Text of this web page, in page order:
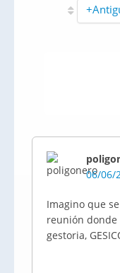
06/06/
Imagino que
reunión donde
gestoria,